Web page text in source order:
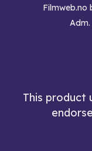
Filmweb.no
This product